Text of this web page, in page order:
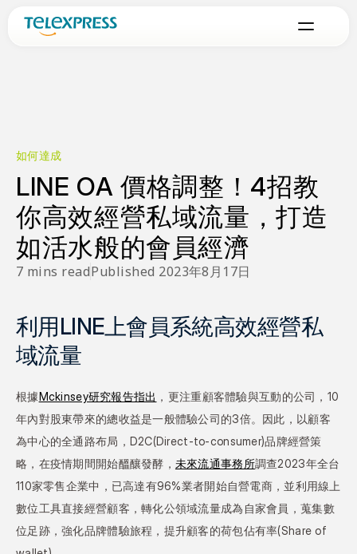
如何達成
LINE OA 價格調整！4招教
你高效經營私域流量，打造
如活水般的會員經濟
7 mins readPublished 2023年8月17日
利用LINE上會員系統高效經營私
域流量
根據Mckinsey研究報告指出 ，更注重顧客體驗與互動的公司，10
年內對股東帶來的總收益是一般體驗公司的3倍。因此，以顧客
為中心的全通路布局，D2C(Direct-to-consumer)品牌經營策
略，在疫情期間開始醞釀發酵， 未來流通事務所調查2023年全台
110家零售企業中，已高達有96%業者開始自營電商，並利用線上
數位工具直接經營顧客，轉化公領域流量成為自家會員，蒐集數
位足跡，強化品牌體驗旅程，提升顧客的荷包佔有率(Share of